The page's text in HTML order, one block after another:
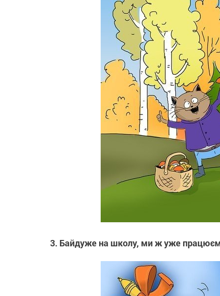
3. Байдуже на школу, ми ж уже